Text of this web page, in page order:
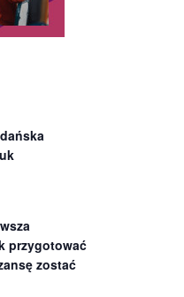
przygotować
zostać